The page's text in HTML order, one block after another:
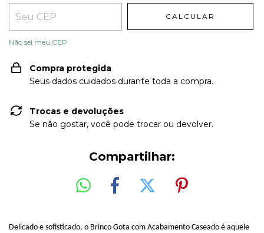
CALCULAR
Não sei meu CEP
Compra protegida
Seus dados cuidados durante toda a compra.
Trocas e devoluções
Se não gostar, você pode trocar ou devolver.
Compartilhar:
Delicado e sofisticado, o Brinco Gota com Acabamento Caseado é aquele